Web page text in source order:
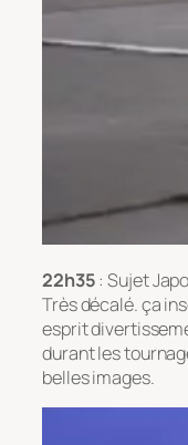
22h35: Sujet
Très décalé. ça
esprit
durant les
belles images.